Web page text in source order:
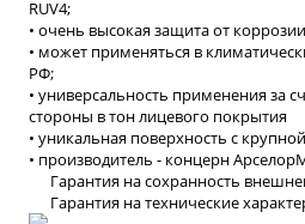
RUV4;
• очень высокая защита от
• может применяться в
РФ;
• универсальность применения за
стороны в тон лицевого покрытия
• уникальная поверхность с
• производитель - концерн
Гарантия на сохранность
Гарантия на технические